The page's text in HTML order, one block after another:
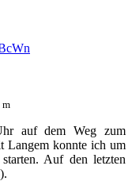
m
auf dem Weg zum
Langem konnte ich um
Auf den letzten